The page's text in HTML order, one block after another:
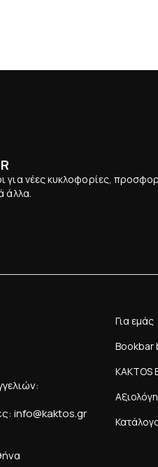
για νέες κυκλοφορίες,
άλλα.
info@kaktos.gr
Για εμάς
Bookbar
KAKTOS